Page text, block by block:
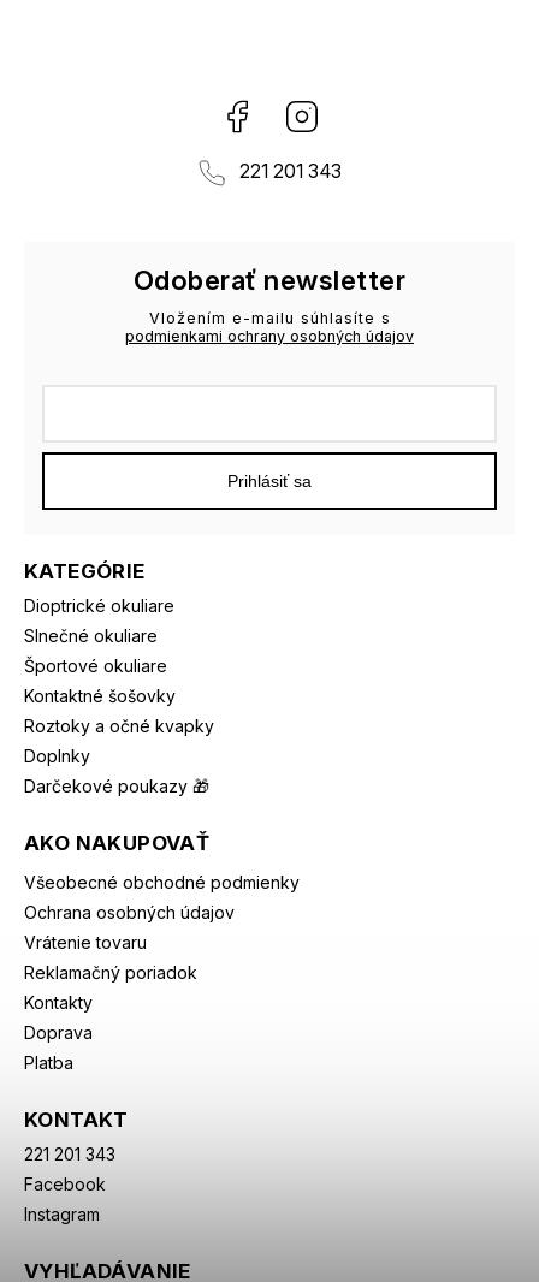
Facebook
221 201 343
KATEGÓRIE
Dioptrické okuliare
Slnečné okuliare
Športové okuliare
Kontaktné šošovky
Roztoky a očné kvapky
Doplnky
Darčekové poukazy 🎁
AKO NAKUPOVAŤ
Všeobecné obchodné podmienky
Ochrana osobných údajov
Vrátenie tovaru
Reklamačný poriadok
Kontakty
Doprava
Platba
KONTAKT
221 201 343
Facebook
Instagram
Odoberať newsletter
Vložením e-mailu súhlasíte s
podmienkami ochrany osobných údajov
Prihlásiť sa
VYHĽADÁVANIE